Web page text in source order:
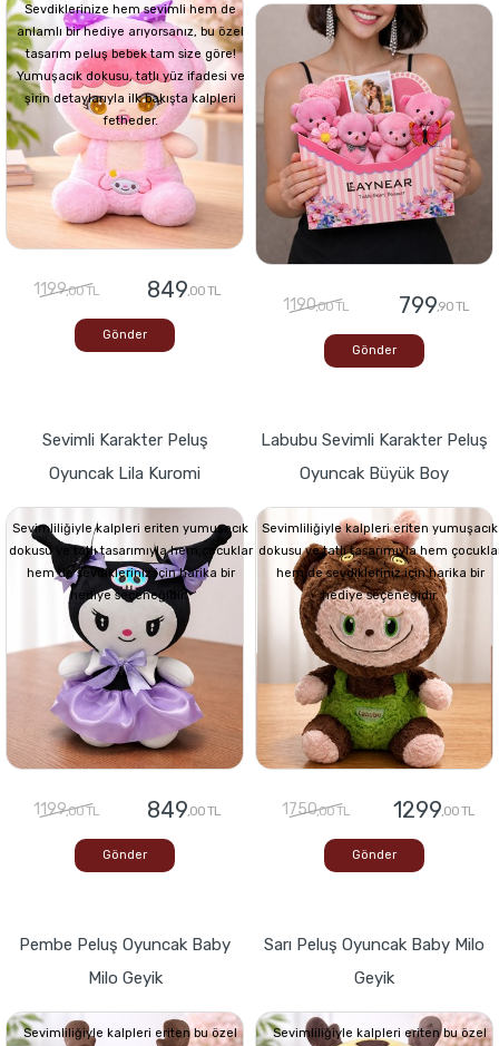
Sevdiklerinize hem sevimli hem de
anlamlı bir hediye arıyorsanız, bu özel
tasarım peluş bebek tam size göre!
Yumuşacık dokusu, tatlı yüz ifadesi ve
şirin detaylarıyla ilk bakışta kalpleri
fetheder.
1199,00 TL 849,00 TL
Gönder
1190,00 TL 799,90 TL
Gönder
Sevimli Karakter Peluş
Oyuncak Lila Kuromi
Sevimliliğiyle kalpleri eriten yumuşacık
dokusu ve tatlı tasarımıyla hem çocuklar
hem de sevdikleriniz için harika bir
hediye seçeneğidir.
1199,00 TL 849,00 TL
Gönder
Labubu Sevimli Karakter Peluş
Oyuncak Büyük Boy
Sevimliliğiyle kalpleri eriten yumuşacık
dokusu ve tatlı tasarımıyla hem
hem de sevdikleriniz için harika bir
hediye seçeneğidir.
1750,00 TL 1299,00 TL
Gönder
Pembe Peluş Oyuncak Baby
Milo Geyik
Sevimliliğiyle kalpleri eriten bu özel
Sarı Peluş Oyuncak Baby Milo
Geyik
Sevimliliğiyle kalpleri eriten bu özel